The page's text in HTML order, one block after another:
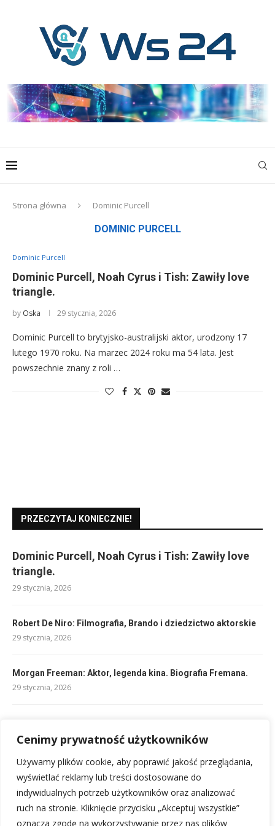
Cenimy prywatność użytkowników
Używamy plików cookie, aby poprawić jakość przeglądania,
wyświetlać reklamy lub treści dostosowane do
indywidualnych potrzeb użytkowników oraz analizować
ruch na stronie. Kliknięcie przycisku „Akceptuj wszystkie”
oznacza zgodę na wykorzystywanie przez nas plików
Strona główna Dominic Purcell
DOMINIC PURCELL
Dominic Purcell
Dominic Purcell, Noah Cyrus i Tish: Zawiły love
triangle.
by Oska 29 stycznia, 2026
Dominic Purcell to brytyjsko-australijski aktor, urodzony 17
lutego 1970 roku. Na marzec 2024 roku ma 54 lata. Jest
powszechnie znany z roli …
PRZECZYTAJ KONIECZNIE!
Dominic Purcell, Noah Cyrus i Tish: Zawiły love
triangle.
29 stycznia, 2026
Robert De Niro: Filmografia, Brando i dziedzictwo aktorskie
29 stycznia, 2026
Morgan Freeman: Aktor, legenda kina. Biografia Fremana.
29 stycznia, 2026
29 stycznia, 2026
Bruce Willis: aktor, filmografia, życie – biografia legendy kina
29 stycznia, 2026